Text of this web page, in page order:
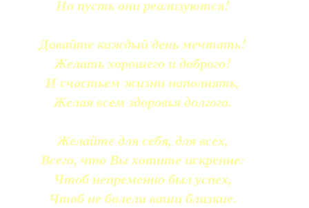
Но пусть они реализуются!
Давайте каждый день мечтать!
Желать хорошего и доброго!
И счастьем жизни наполнять,
Желая всем здоровья долгого.
Желайте для себя, для всех,
Всего, что Вы хотите искренне:
Чтоб непременно был успех,
Чтоб не болели ваши близкие.